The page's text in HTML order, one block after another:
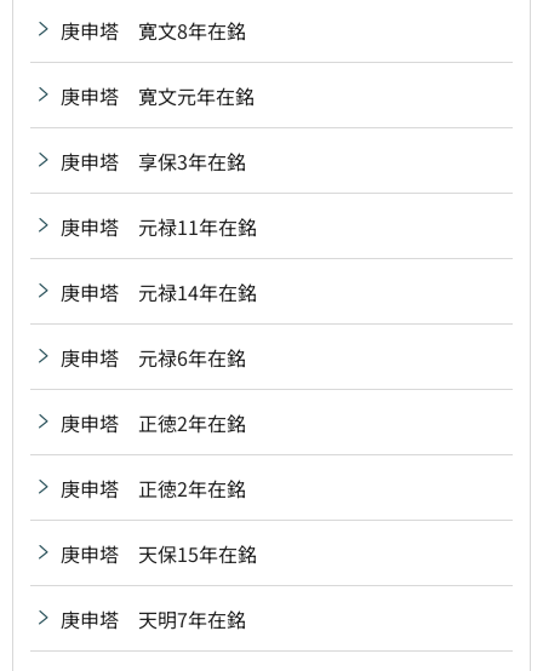
庚申塔 寛文8年在銘
庚申塔 寛文元年在銘
庚申塔 享保3年在銘
庚申塔 元禄11年在銘
庚申塔 元禄14年在銘
庚申塔 元禄6年在銘
庚申塔 正徳2年在銘
庚申塔 正徳2年在銘
庚申塔 天保15年在銘
庚申塔 天明7年在銘